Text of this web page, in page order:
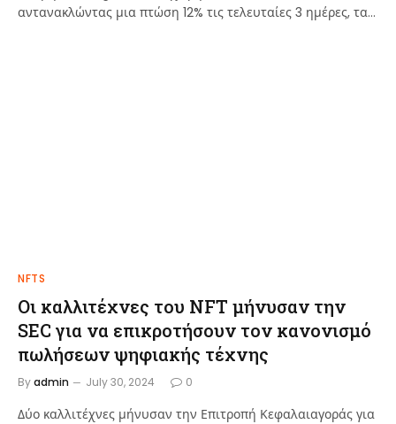
αντανακλώντας μια πτώση 12% τις τελευταίες 3 ημέρες, τα…
NFTS
Οι καλλιτέχνες του NFT μήνυσαν την
SEC για να επικροτήσουν τον κανονισμό
πωλήσεων ψηφιακής τέχνης
Byadmin July 30, 2024 0
Δύο καλλιτέχνες μήνυσαν την Επιτροπή Κεφαλαιαγοράς για